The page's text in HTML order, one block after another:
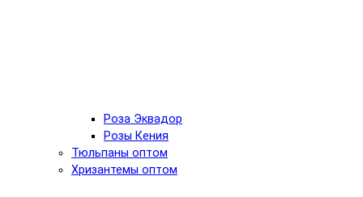
Роза Эквадор
Розы Кения
Тюльпаны оптом
Хризантемы оптом